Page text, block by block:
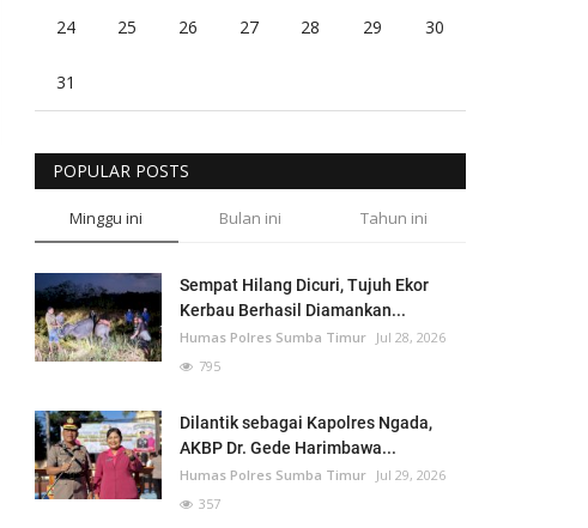
24 25 26 27 28 29 30
31
POPULAR POSTS
Minggu ini Bulan ini Tahun ini
Sempat Hilang Dicuri, Tujuh Ekor
Kerbau Berhasil Diamankan...
Humas Polres Sumba Timur Jul 28, 2026
795
Dilantik sebagai Kapolres Ngada,
AKBP Dr. Gede Harimbawa...
Humas Polres Sumba Timur Jul 29, 2026
357